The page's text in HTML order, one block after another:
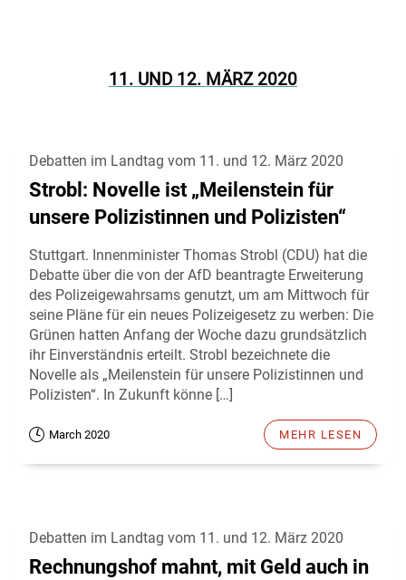
11. UND 12. MÄRZ 2020
Debatten im Landtag vom 11. und 12. März 2020
Strobl: Novelle ist „Meilenstein für
unsere Polizistinnen und Polizisten“
Stuttgart. Innenminister Thomas Strobl (CDU) hat die
Debatte über die von der AfD beantragte Erweiterung
des Polizeigewahrsams genutzt, um am Mittwoch für
seine Pläne für ein neues Polizeigesetz zu werben: Die
Grünen hatten Anfang der Woche dazu grundsätzlich
ihr Einverständnis erteilt. Strobl bezeichnete die
Novelle als „Meilenstein für unsere Polizistinnen und
Polizisten“. In Zukunft könne […]
March 2020 MEHR LESEN
Debatten im Landtag vom 11. und 12. März 2020
Rechnungshof mahnt, mit Geld auch in